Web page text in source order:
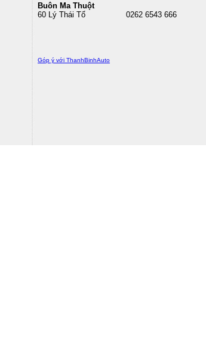
Buôn Ma Thuột
60 Lý Thái Tổ 0262 6543 666
Góp ý với ThanhBinhAuto